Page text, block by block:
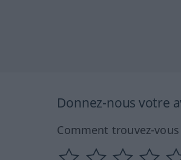
Donnez-nous votre
Comment trouvez-